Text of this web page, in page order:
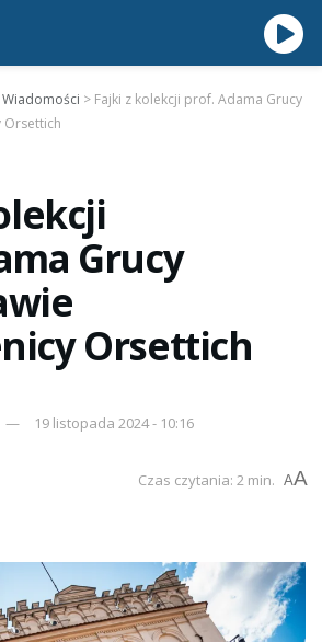
Wiadomości > Fajki z kolekcji prof. Adama Grucy
Orsettich
Grucy
Orsettich
19 listopada 2024 - 10:16
Czas czytania: 2 min. AA